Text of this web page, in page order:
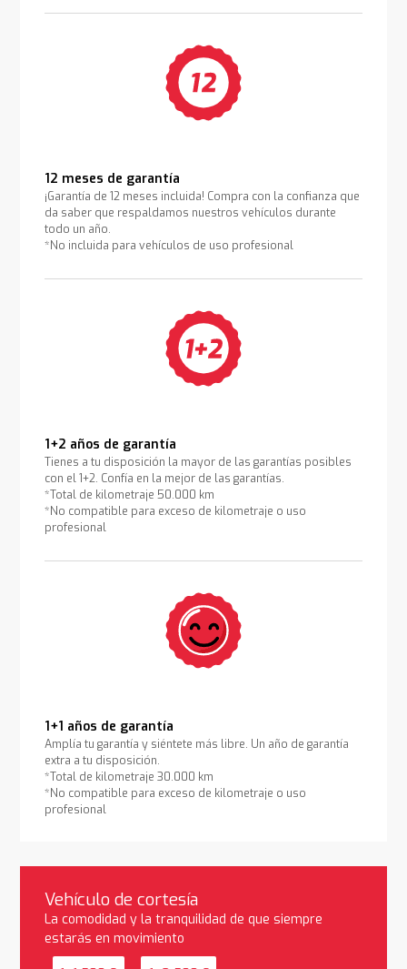
12 meses de garantía
¡Garantía de 12 meses incluida! Compra con la confianza que
da saber que respaldamos nuestros vehículos durante
todo un año.
*No incluida para vehículos de uso profesional
1+2 años de garantía
Tienes a tu disposición la mayor de las garantías posibles
con el 1+2. Confía en la mejor de las garantías.
*Total de kilometraje 50.000 km
*No compatible para exceso de kilometraje o uso
profesional
1+1 años de garantía
Amplía tu garantía y siéntete más libre. Un año de garantía
extra a tu disposición.
*Total de kilometraje 30.000 km
*No compatible para exceso de kilometraje o uso
profesional
Vehículo de cortesía
La comodidad y la tranquilidad de que siempre
estarás en movimiento